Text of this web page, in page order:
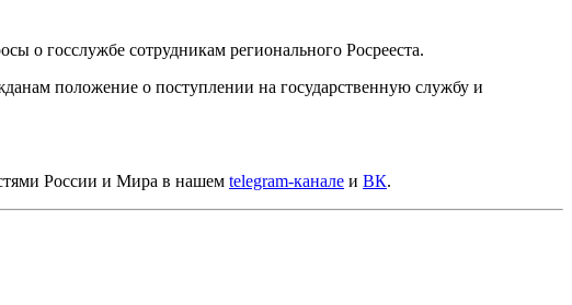
о госслужбе сотрудникам регионального Росрееста.
положение о поступлении на государственную службу и
России и Мира в нашем telegram-канале и ВК.